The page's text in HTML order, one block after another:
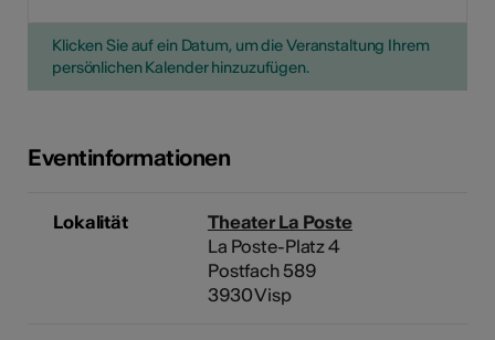
Klicken Sie auf ein Datum, um die Veranstaltung Ihrem
persönlichen Kalender hinzuzufügen.
Eventinformationen
Lokalität
Theater La Poste
La Poste-Platz 4
Postfach 589
3930 Visp